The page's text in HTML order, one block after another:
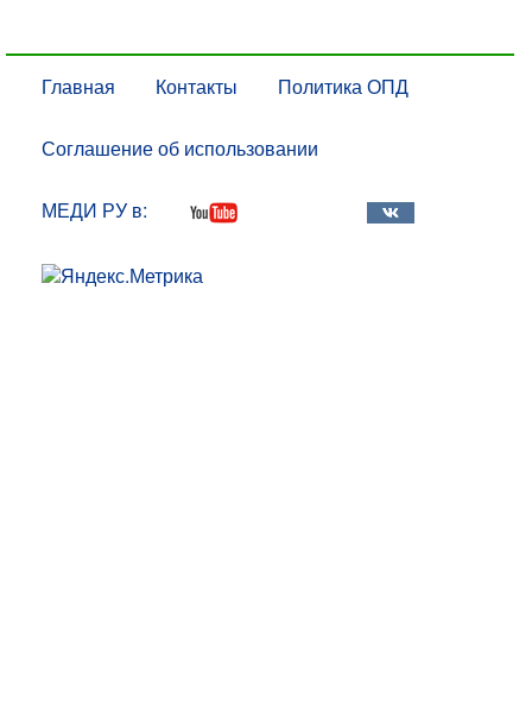
Главная Контакты Политика ОПД
Соглашение об использовании
МЕДИ РУ в: